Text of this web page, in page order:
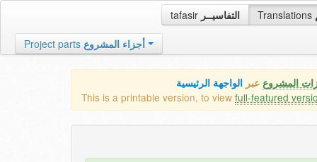
tafasir التفاسيــر Translations
Project parts أجزاء المشروع
المشروع عبر الواجهة الرئيسية
This is a printable version, to view full-featured